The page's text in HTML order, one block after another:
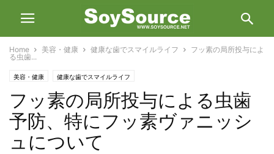
Home 美容・健康 健康な歯でスマイルライフ
フッ素の局所投与によ
る虫歯...
美容・健康 健康な歯でスマイルライフ
フッ素の局所投与による虫歯
予防、特にフッ素ヴァニッシ
ュについて